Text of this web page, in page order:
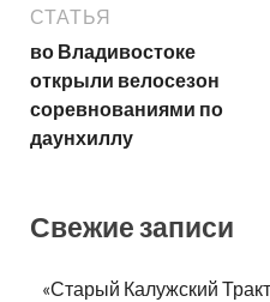
СТАТЬЯ
во Владивостоке
открыли велосезон
соревнованиями по
даунхиллу
Свежие записи
«Старый Калужский